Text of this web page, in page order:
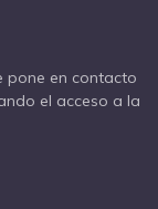
pone en contacto
el acceso a la